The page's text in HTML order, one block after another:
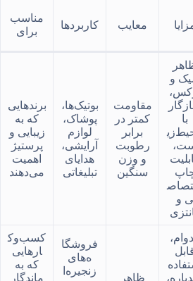
معایب کاربردها
مناسب
برای
و
با
ی و
مقاومت
کمتر در
برابر
رطوبت
و وزن
سنگین
بوتیک‌ها،
پوشاک،
لوازم
آرایشی،
هدایای
تبلیغاتی
برندهایی
که به
زیبایی و
پرستیژ
اهمیت
می‌دهند
ظاهر
فروشگا
ه‌های
زنجیره‌ا
کسب‌وک
ارهایی
که به
ماندگار